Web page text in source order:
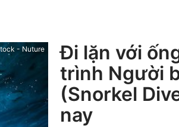
- Nuture
Đi lặn với
trình Người
(Snorkel
nay